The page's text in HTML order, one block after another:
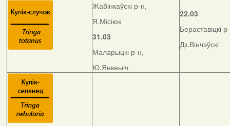
Жабінкаўскі р-н,
Я.Місіюк
31.03
Маларыцкі р-н,
Ю.Янкеыіч
22.03
Бераставіцкі
Дз.Вінчэўскі